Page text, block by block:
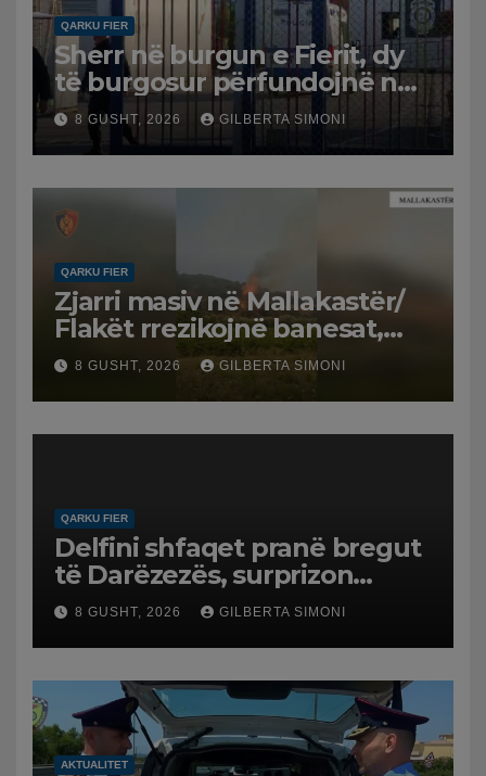
QARKU FIER
Sherr në burgun e Fierit, dy
të burgosur përfundojnë në
spital
8 GUSHT, 2026 GILBERTA SIMONI
QARKU FIER
Zjarri masiv në Mallakastër/
Flakët rrezikojnë banesat,
Policia evakuon disa familje
në Koilac
8 GUSHT, 2026 GILBERTA SIMONI
QARKU FIER
Delfini shfaqet pranë bregut
të Darëzezës, surprizon
pushuesit dhe banorët
8 GUSHT, 2026 GILBERTA SIMONI
AKTUALITET